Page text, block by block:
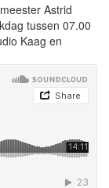
Astrid
tussen 07.00
Kaag en